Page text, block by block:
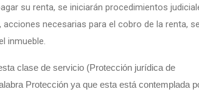
su renta, se iniciarán procedimientos
necesarias para el cobro de la renta,
inmueble.
clase de servicio (Protección jurídica de
Protección ya que esta está contemplada